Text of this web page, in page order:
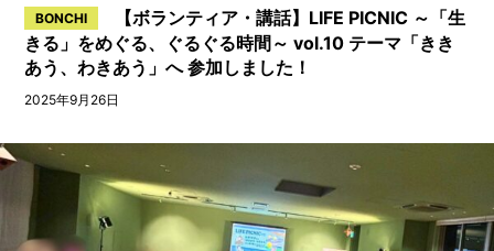
BONCHI
【ボランティア・講話】LIFE PICNIC ～「生
きる」をめぐる、ぐるぐる時間～ vol.10 テーマ「きき
あう、わきあう」へ 参加しました！
2025年9月26日